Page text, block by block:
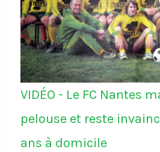
VIDÉO - Le FC Nantes
pelouse et reste
ans à domicile